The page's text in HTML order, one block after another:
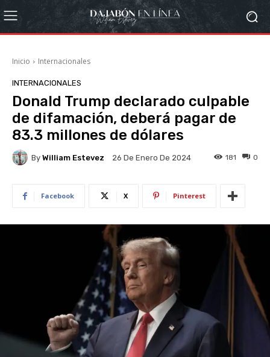
Inicio Internacionales
INTERNACIONALES
Donald Trump declarado culpable
de difamación, deberá pagar de
83.3 millones de dólares
By William Estevez 26 De Enero De 2024 0
181
Facebook X Pinterest